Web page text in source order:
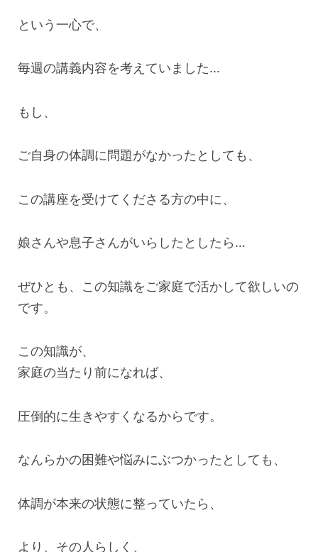
という一心で、
毎週の講義内容を考えていました…
もし、
ご自身の体調に問題がなかったとしても、
この講座を受けてくださる方の中に、
娘さんや息子さんがいらしたとしたら…
ぜひとも、この知識をご家庭で活かして欲しいの
です。
この知識が、
家庭の当たり前になれば、
圧倒的に生きやすくなるからです。
なんらかの困難や悩みにぶつかったとしても、
体調が本来の状態に整っていたら、
より、その人らしく、